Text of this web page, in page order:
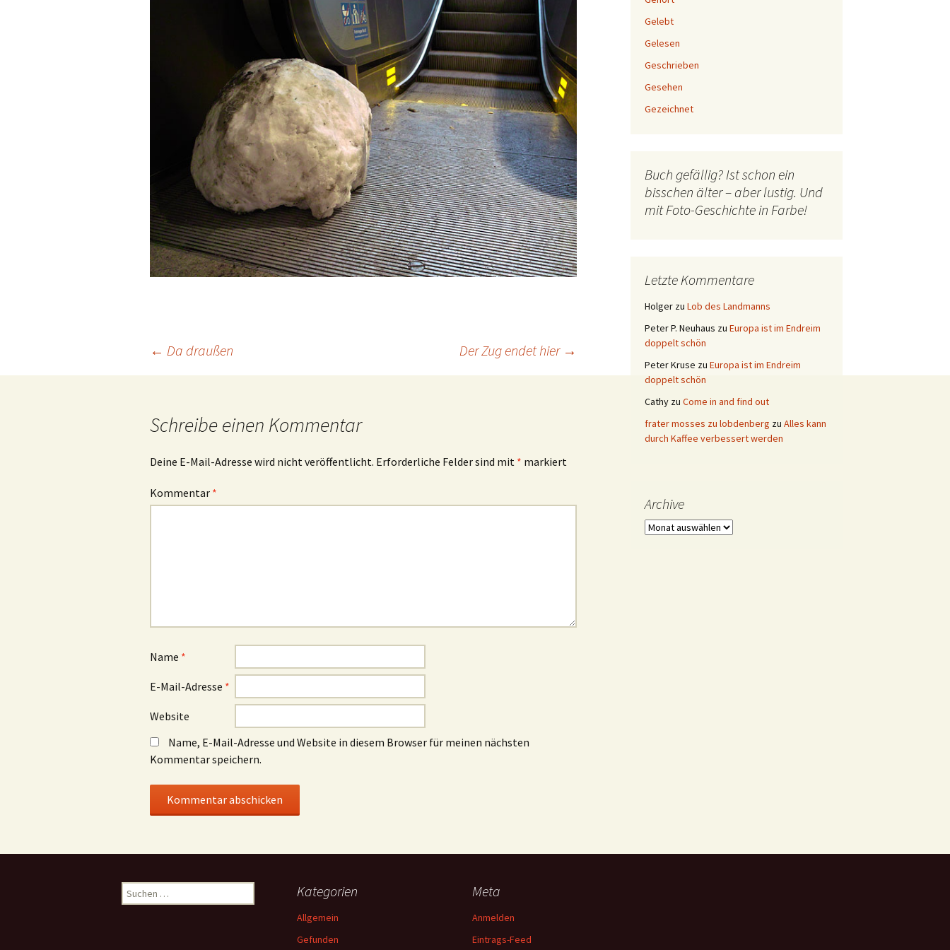
← Da draußen Der Zug endet hier →
Schreibe einen Kommentar
Deine E-Mail-Adresse wird nicht veröffentlicht. Erforderliche Felder sind mit * markiert
Kommentar *
Name *
E-Mail-Adresse *
Website
Name, E-Mail-Adresse und Website in diesem Browser für meinen nächsten
Kommentar speichern.
Gelebt
Gelesen
Geschrieben
Gesehen
Gezeichnet
Buch gefällig? Ist schon ein
bisschen älter – aber lustig. Und
mit Foto-Geschichte in Farbe!
Letzte Kommentare
Holger zu Lob des Landmanns
Peter P. Neuhaus zu Europa ist im Endreim
doppelt schön
Peter Kruse zu Europa ist im Endreim
doppelt schön
Cathy zu Come in and find out
frater mosses zu lobdenberg zu Alles kann
durch Kaffee verbessert werden
Archive
Archive
Suchen
nach:
Kategorien
Allgemein
Gefunden
Meta
Anmelden
Eintrags-Feed